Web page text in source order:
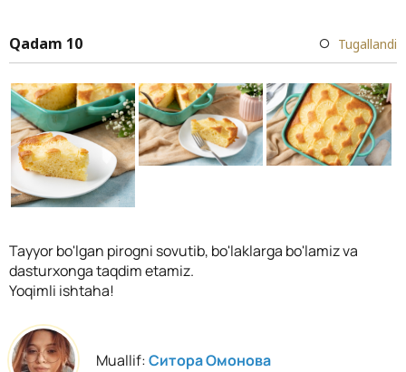
Qadam 10 Tugallandi
Tayyor bo'lgan pirogni sovutib, bo'laklarga bo'lamiz va
dasturxonga taqdim etamiz.
Yoqimli ishtaha!
Muallif:Ситора Омонова